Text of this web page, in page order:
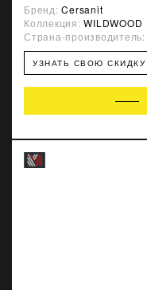
Бренд:Cersanit
Коллекция:WILDWOOD
Страна-производитель:
УЗНАТЬ СВОЮ СКИДКУ